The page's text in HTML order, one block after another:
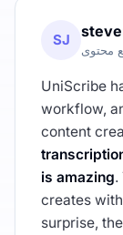
SJ
محتوى
UniScribe
workflow,
content
is amazing.
creates
surprise,